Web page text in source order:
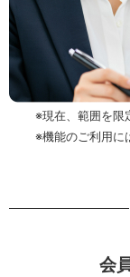
※現在、範囲を限
※機能のご利用に
会